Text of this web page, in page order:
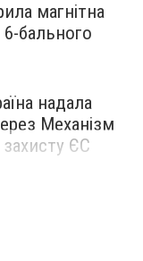
магнітна
бального
надала
Механізм
ЄС